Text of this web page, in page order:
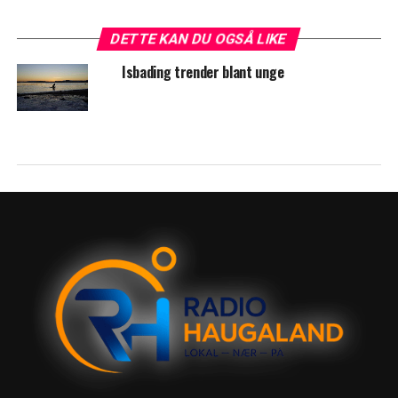
DETTE KAN DU OGSÅ LIKE
Isbading trender blant unge